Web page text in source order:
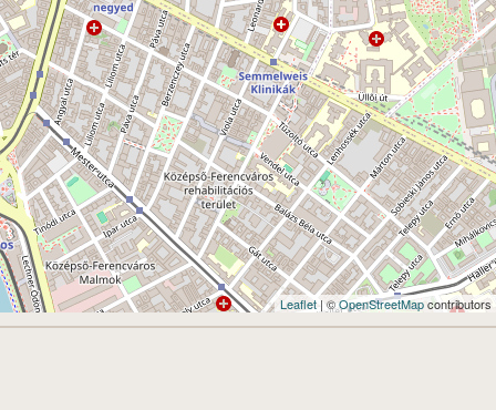
Leaflet| ©OpenStreetMapcontributors